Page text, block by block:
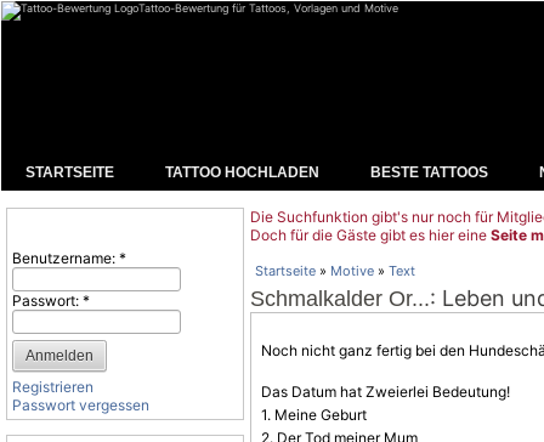
Tattoo-Bewertung für Tattoos, Vorlagen und Motive
STARTSEITE TATTOO HOCHLADEN BESTE TATTOOS
Benutzername: *
Passwort: *
Registrieren
Passwort vergessen
Die Suchfunktion gibt's nur noch für
Doch für die Gäste gibt es hier eine Seite
Startseite » Motive » Text
Schmalkalder Or...: Leben
Noch nicht ganz fertig bei den
Das Datum hat Zweierlei Bedeutung!
1. Meine Geburt
2. Der Tod meiner Mum